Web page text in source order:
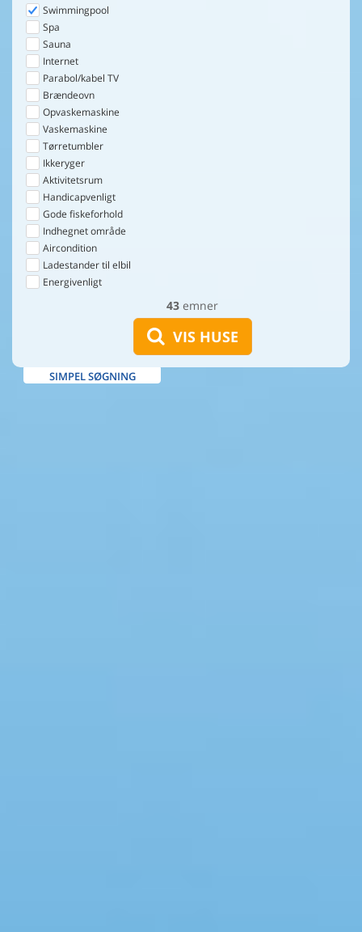
43 emner
VIS HUSE
Swimmingpool
Spa
Sauna
Internet
Parabol/kabel TV
Brændeovn
Opvaskemaskine
Vaskemaskine
Tørretumbler
Ikkeryger
Aktivitetsrum
Handicapvenligt
Gode fiskeforhold
Indhegnet område
Aircondition
Ladestander til elbil
Energivenligt
SIMPEL SØGNING